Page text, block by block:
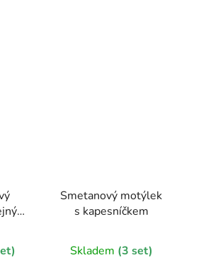
Smetanový motýlek
s kapesníčkem
Skladem (3 set)